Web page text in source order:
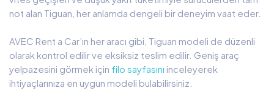
not alan Tiguan, her anlamda dengeli bir deneyim vaat eder.
AVEC Rent a Car’ın her aracı gibi, Tiguan modeli de düzenli
olarak kontrol edilir ve eksiksiz teslim edilir. Geniş araç
yelpazesini görmek için filo sayfasını inceleyerek
ihtiyaçlarınıza en uygun modeli bulabilirsiniz.